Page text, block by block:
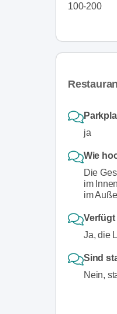
100-200
ja
Wie
Die
im
im
Ja, die
Sind
Nein,